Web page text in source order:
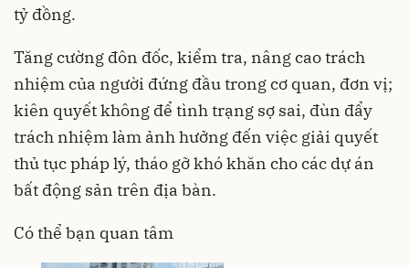
tỷ đồng.
Tăng cường đôn đốc, kiểm tra, nâng cao trách
nhiệm của người đứng đầu trong cơ quan, đơn vị;
kiên quyết không để tình trạng sợ sai, đùn đẩy
trách nhiệm làm ảnh hưởng đến việc giải quyết
thủ tục pháp lý, tháo gỡ khó khăn cho các dự án
bất động sản trên địa bàn.
Có thể bạn quan tâm